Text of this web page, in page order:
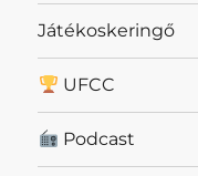
Játékoskeringő
UFCC
Podcast